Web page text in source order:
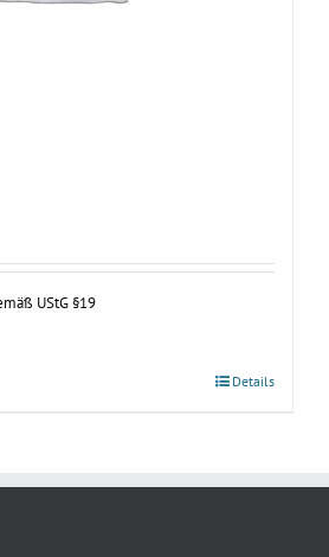
UStG §19
Details